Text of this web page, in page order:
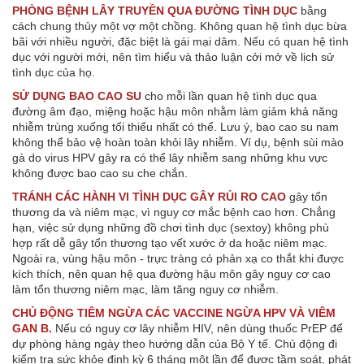
PHÒNG BỆNH LÂY TRUYỀN QUA ĐƯỜNG TÌNH DỤC bằng
cách chung thủy một vợ một chồng. Không quan hệ tình dục bừa
bãi với nhiều người, đặc biệt là gái mại dâm. Nếu có quan hệ tình
dục với người mới, nên tìm hiểu và thảo luận cởi mở về lịch sử
tình dục của họ.
SỬ DỤNG BAO CAO SU cho mỗi lần quan hệ tình dục qua
đường âm đạo, miệng hoặc hậu môn nhằm làm giảm khả năng
nhiễm trùng xuống tối thiểu nhất có thể. Lưu ý, bao cao su nam
không thể bảo vệ hoàn toàn khỏi lây nhiễm. Ví dụ, bệnh sùi mào
gà do virus HPV gây ra có thể lây nhiễm sang những khu vực
không được bao cao su che chắn.
TRÁNH CÁC HÀNH VI TÌNH DỤC GÂY RỦI RO CAO gây tổn
thương da và niêm mạc, vì nguy cơ mắc bệnh cao hơn. Chẳng
hạn, việc sử dụng những đồ chơi tình dục (sextoy) không phù
hợp rất dễ gây tổn thương tạo vết xước ở da hoặc niêm mạc.
Ngoài ra, vùng hậu môn - trực tràng có phản xạ co thắt khi được
kích thích, nên quan hệ qua đường hậu môn gây nguy cơ cao
làm tổn thương niêm mạc, làm tăng nguy cơ nhiễm.
CHỦ ĐỘNG TIÊM NGỪA CÁC VACCINE NGỪA HPV VÀ VIÊM
GAN B. Nếu có nguy cơ lây nhiễm HIV, nên dùng thuốc PrEP để
dự phòng hàng ngày theo hướng dẫn của Bộ Y tế. Chủ động đi
kiểm tra sức khỏe định kỳ 6 tháng một lần để được tầm soát, phát